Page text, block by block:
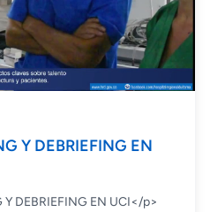
Y DEBRIEFING EN
Y DEBRIEFING EN UCI</p>